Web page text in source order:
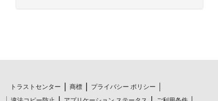
トラストセンター 商標
プライバシー ポリシー